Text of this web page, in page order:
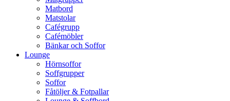
Matbord
Matstolar
Cafégrupp
Cafémöbler
Bänkar och Soffor
Lounge
Hörnsoffor
Soffgrupper
Soffor
Fåtöljer & Fotpallar